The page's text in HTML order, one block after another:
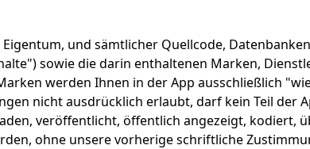
und sämtlicher Quellcode,
sowie die darin enthaltenen Marken,
werden Ihnen in der App ausschließlich
nicht ausdrücklich erlaubt, darf kein Teil der
veröffentlicht, öffentlich angezeigt, kodiert,
ohne unsere vorherige schriftliche